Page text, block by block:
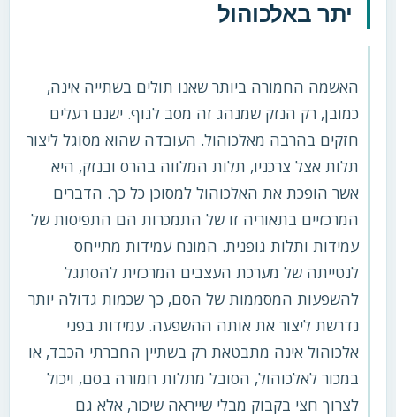
יתר באלכוהול
האשמה החמורה ביותר שאנו תולים בשתייה אינה,
כמובן, רק הנזק שמנהג זה מסב לגוף. ישנם רעלים
חזקים בהרבה מאלכוהול. העובדה שהוא מסוגל ליצור
תלות אצל צרכניו, תלות המלווה בהרס ובנזק, היא
אשר הופכת את האלכוהול למסוכן כל כך. הדברים
המרכזיים בתאוריה זו של התמכרות הם התפיסות של
עמידות ותלות גופנית. המונח עמידות מתייחס
לנטייתה של מערכת העצבים המרכזית להסתגל
להשפעות המסממות של הסם, כך שכמות גדולה יותר
נדרשת ליצור את אותה ההשפעה. עמידות בפני
אלכוהול אינה מתבטאת רק בשתיין החברתי הכבד, או
במכור לאלכוהול, הסובל מתלות חמורה בסם, ויכול
לצרוך חצי בקבוק מבלי שייראה שיכור, אלא גם